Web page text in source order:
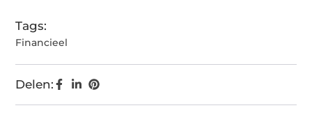
Tags:
Financieel
Delen: